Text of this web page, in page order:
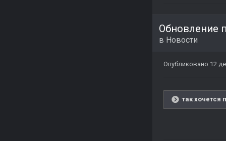
Обновление
в Новости
Опубликовано 12
так хочется